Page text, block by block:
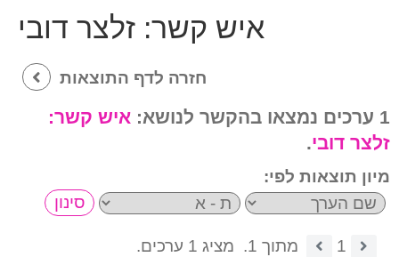
איש קשר: זלצר דובי
חזרה לדף התוצאות
1 ערכים נמצאו בהקשר לנושא:
איש קשר:
זלצר דובי.
מיון תוצאות לפי:
1 מתוך 1.
מציג 1 ערכים.